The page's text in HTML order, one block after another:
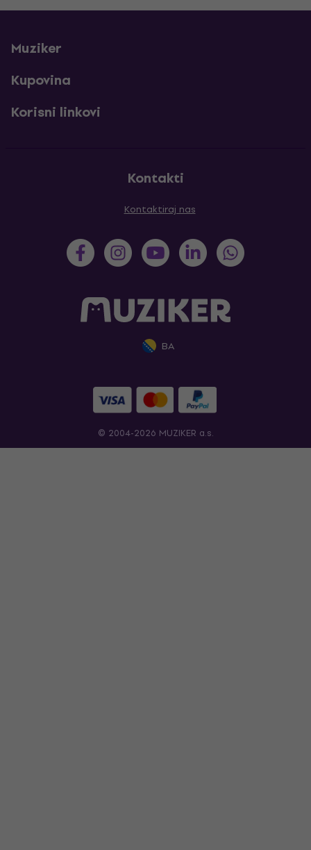
Muziker
Kupovina
Korisni linkovi
Kontakti
Kontaktiraj nas
BA
© 2004-2026 MUZIKER a.s.